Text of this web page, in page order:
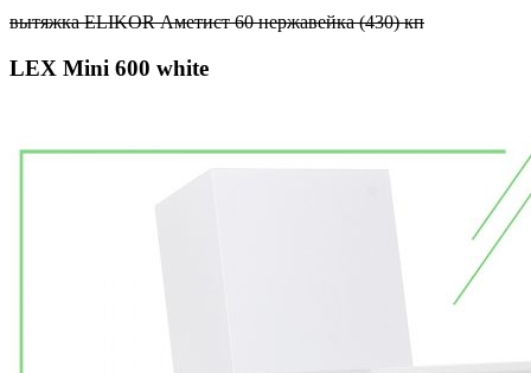
вытяжка ELIKOR Аметист 60 нержавейка (430) кп
LEX Mini 600 white